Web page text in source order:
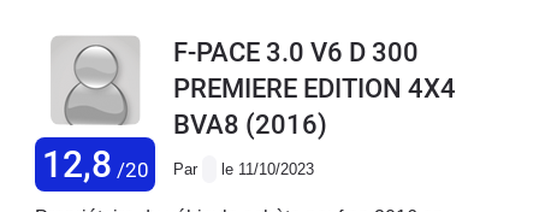
12,8 /20
F-PACE 3.0 V6 D 300
PREMIERE EDITION 4X4
BVA8 (2016)
Par le 11/10/2023